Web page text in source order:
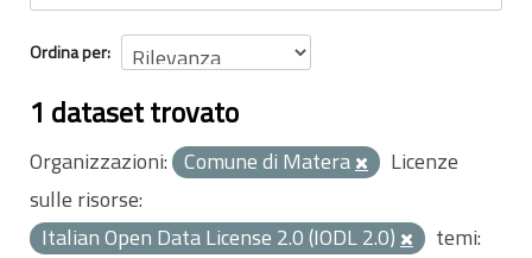
Ordina per
1 dataset trovato
Organizzazioni: Comune di Matera
Licenze
sulle risorse:
Italian Open Data License 2.0 (IODL 2.0)
temi: